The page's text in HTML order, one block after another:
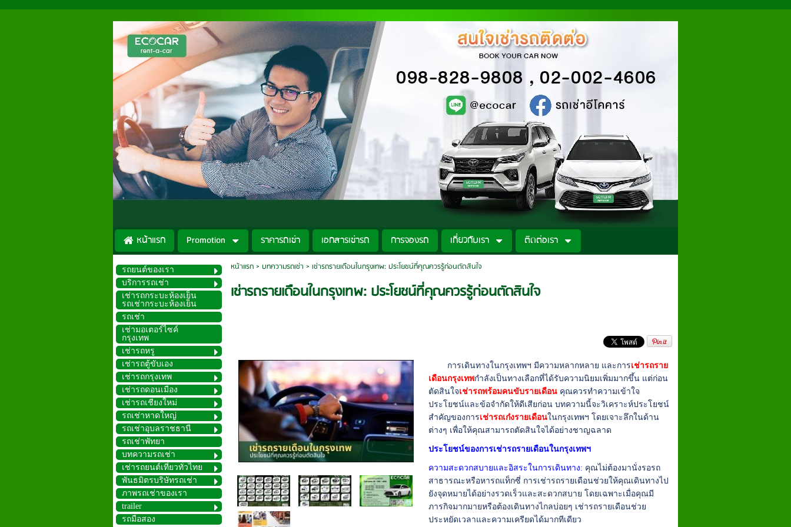
หน้าแรก Promotion ราคารถเช่า เอกสารเช่ารถ การจองรถ เกี่ยวกับเรา ติดต่อเรา
รถยนต์ของเรา
บริการรถเช่า
เช่ารถกระบะห้องเย็น
รถเช่ากระบะห้องเย็น
รถเช่า
เช่ามอเตอร์ไซค์
กรุงเทพ
เช่ารถหรู
เช่ารถตู้ขับเอง
เช่ารถกรุงเทพ
เช่ารถดอนเมือง
เช่ารถเชียงใหม่
รถเช่าหาดใหญ่
รถเช่าอุบลราชธานี
รถเช่าพัทยา
บทความรถเช่า
เช่ารถยนต์เที่ยวทั่วไทย
พันธมิตรบริษัทรถเช่า
ภาพรถเช่าของเรา
trailer
รถมือสอง
หน้าแรก> บทความรถเช่า > เช่ารถรายเดือนในกรุงเทพ: ประโยชน์ที่คุณควรรู้ก่อนตัดสินใจ
เช่ารถรายเดือนในกรุงเทพ: ประโยชน์ที่คุณควรรู้ก่อนตัดสินใจ
การเดินทางในกรุงเทพฯ มีความหลากหลาย และการเช่ารถราย
เดือนกรุงเทพกำลังเป็นทางเลือกที่ได้รับความนิยมเพิ่มมากขึ้น แต่ก่อน
ตัดสินใจเช่ารถพร้อมคนขับรายเดือน คุณควรทำความเข้าใจ
ประโยชน์และข้อจำกัดให้ดีเสียก่อน บทความนี้จะวิเคราะห์ประโยชน์
สำคัญของการเช่ารถเก๋งรายเดือนในกรุงเทพฯ โดยเจาะลึกในด้าน
ต่างๆ เพื่อให้คุณสามารถตัดสินใจได้อย่างชาญฉลาด
ประโยชน์ของการเช่ารถรายเดือนในกรุงเทพฯ
ความสะดวกสบายและอิสระในการเดินทาง: คุณไม่ต้องมานั่งรอรถ
สาธารณะหรือหารถแท็กซี่ การเช่ารถรายเดือนช่วยให้คุณเดินทางไป
ยังจุดหมายได้อย่างรวดเร็วและสะดวกสบาย โดยเฉพาะเมื่อคุณมี
ภารกิจมากมายหรือต้องเดินทางไกลบ่อยๆ เช่ารถรายเดือนช่วย
ประหยัดเวลาและความเครียดได้มากทีเดียว